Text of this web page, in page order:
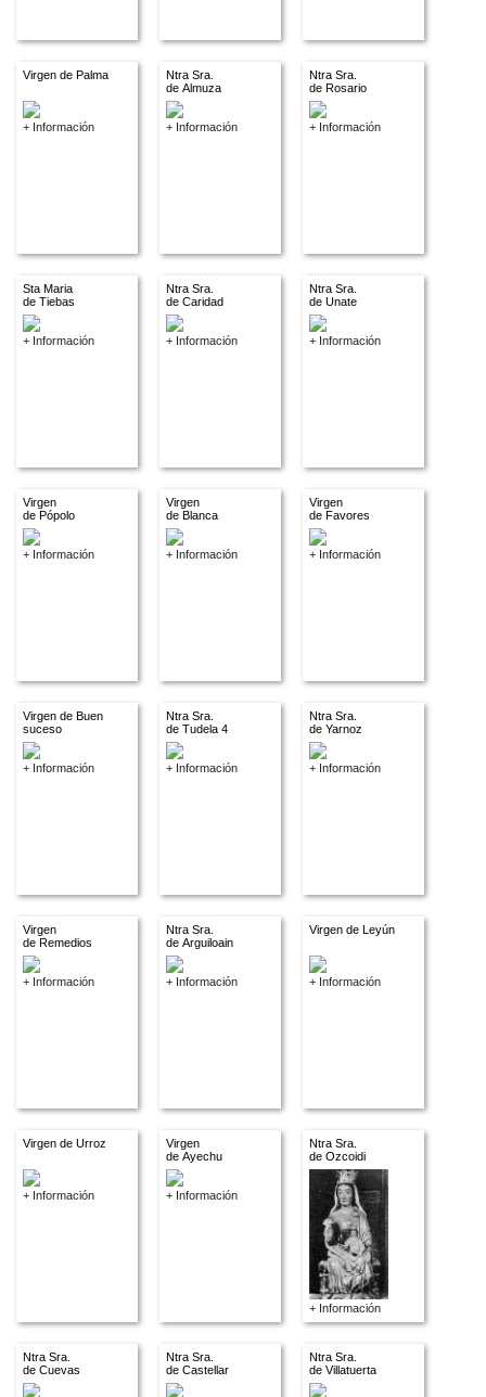
Virgen de Palma
+ Información
Ntra Sra.
de Almuza
+ Información
Ntra Sra.
de Rosario
+ Información
Sta Maria
de Tiebas
+ Información
Ntra Sra.
de Caridad
+ Información
Ntra Sra.
de Unate
+ Información
Virgen
de Pópolo
+ Información
Virgen
de Blanca
+ Información
Virgen
de Favores
+ Información
Virgen de Buen
suceso
+ Información
Ntra Sra.
de Tudela 4
+ Información
Ntra Sra.
de Yarnoz
+ Información
Virgen
de Remedios
+ Información
Ntra Sra.
de Arguiloain
+ Información
Virgen de Leyún
+ Información
Virgen de Urroz
+ Información
Virgen
de Ayechu
+ Información
Ntra Sra.
de Ozcoidi
+ Información
Ntra Sra.
de Cuevas
Ntra Sra.
de Castellar
Ntra Sra.
de Villatuerta